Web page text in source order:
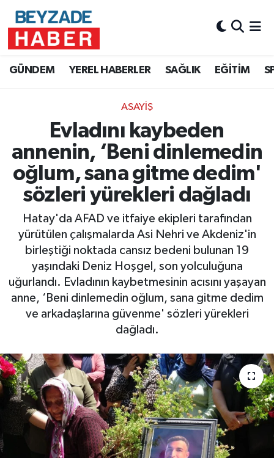
GÜNDEM YEREL HABERLER SAĞLIK EĞİTİM
ASAYİŞ
Evladını kaybeden
annenin, ‘Beni dinlemedin
oğlum, sana gitme dedim'
sözleri yürekleri dağladı
Hatay'da AFAD ve itfaiye ekipleri tarafından
yürütülen çalışmalarda Asi Nehri ve Akdeniz'in
birleştiği noktada cansız bedeni bulunan 19
yaşındaki Deniz Hoşgel, son yolculuğuna
uğurlandı. Evladının kaybetmesinin acısını yaşayan
anne, ‘Beni dinlemedin oğlum, sana gitme dedim
ve arkadaşlarına güvenme' sözleri yürekleri
dağladı.
Hava Durumu
Süper Lig Puan Durumu ve Fikstür
Tüm Manşetler
Son Dakika Haberleri
Haber Arşivi